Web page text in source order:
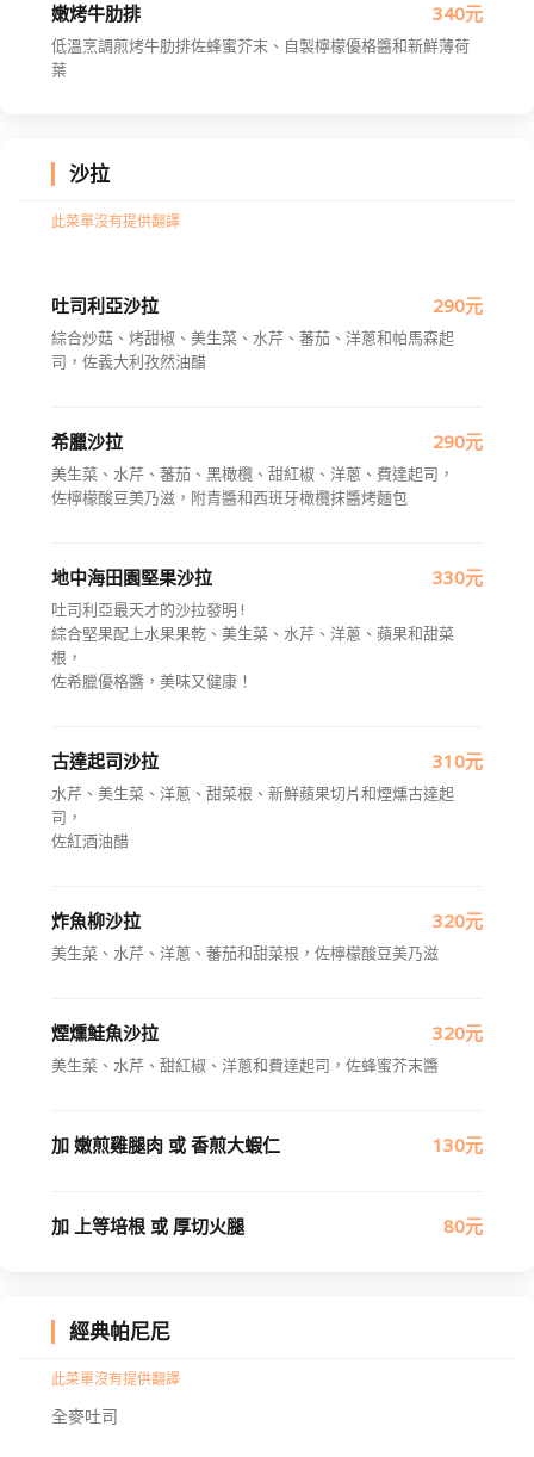
嫩烤牛肋排 340元
低溫烹調煎烤牛肋排佐蜂蜜芥末、自製檸檬優格醬和新鮮薄荷
葉
沙拉
此菜單沒有提供翻譯
吐司利亞沙拉 290元
綜合炒菇、烤甜椒、美生菜、水芹、蕃茄、洋蔥和帕馬森起
司，佐義大利孜然油醋
希臘沙拉 290元
美生菜、水芹、蕃茄、黑橄欖、甜紅椒、洋蔥、費達起司，
佐檸檬酸豆美乃滋，附青醬和西班牙橄欖抹醬烤麵包
地中海田園堅果沙拉 330元
吐司利亞最天才的沙拉發明 !
綜合堅果配上水果果乾、美生菜、水芹、洋蔥、蘋果和甜菜
根，
佐希臘優格醬，美味又健康！
古達起司沙拉 310元
水芹、美生菜、洋蔥、甜菜根、新鮮蘋果切片和煙燻古達起
司，
佐紅酒油醋
炸魚柳沙拉 320元
美生菜、水芹、洋蔥、蕃茄和甜菜根，佐檸檬酸豆美乃滋
煙燻鮭魚沙拉 320元
美生菜、水芹、甜紅椒、洋蔥和費達起司，佐蜂蜜芥末醬
加 嫩煎雞腿肉 或 香煎大蝦仁 130元
加 上等培根 或 厚切火腿 80元
經典帕尼尼
此菜單沒有提供翻譯
全麥吐司